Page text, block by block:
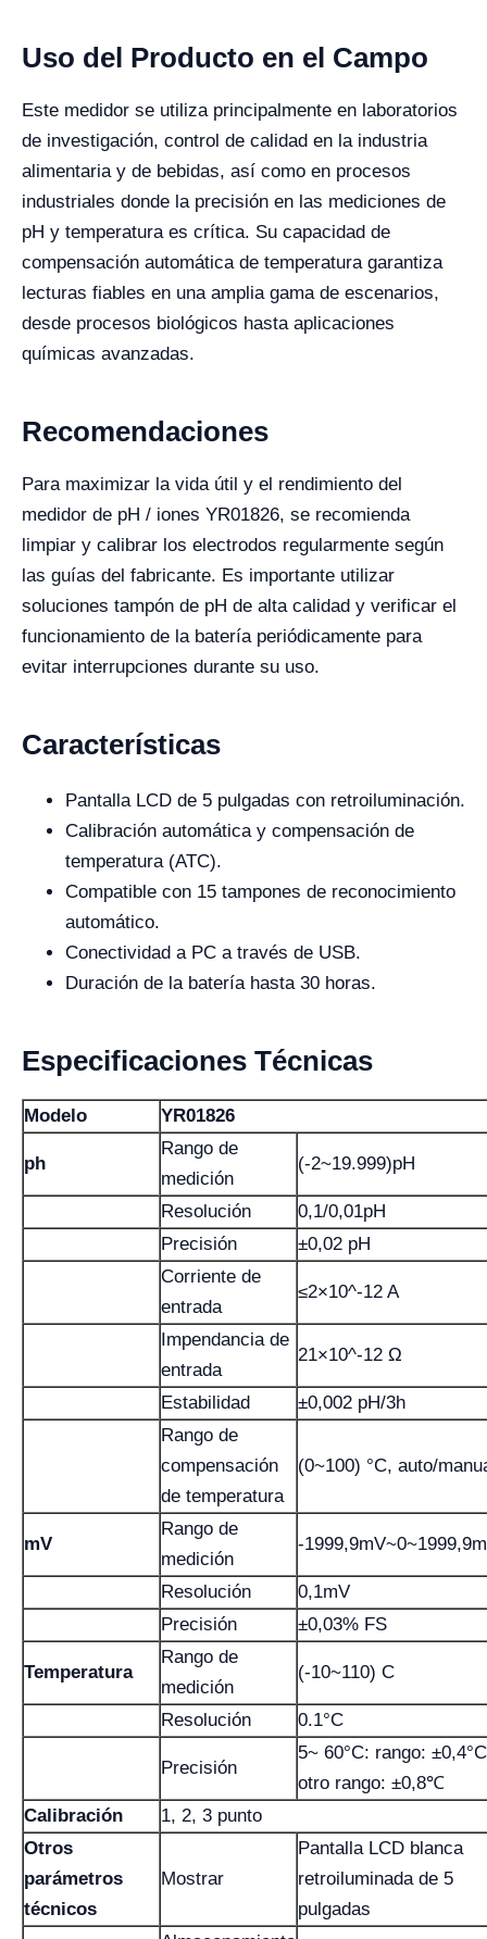
Uso del Producto en el Campo
Este medidor se utiliza principalmente en laboratorios
de investigación, control de calidad en la industria
alimentaria y de bebidas, así como en procesos
industriales donde la precisión en las mediciones de
pH y temperatura es crítica. Su capacidad de
compensación automática de temperatura garantiza
lecturas fiables en una amplia gama de escenarios,
desde procesos biológicos hasta aplicaciones
químicas avanzadas.
Recomendaciones
Para maximizar la vida útil y el rendimiento del
medidor de pH / iones YR01826, se recomienda
limpiar y calibrar los electrodos regularmente según
las guías del fabricante. Es importante utilizar
soluciones tampón de pH de alta calidad y verificar el
funcionamiento de la batería periódicamente para
evitar interrupciones durante su uso.
Características
Pantalla LCD de 5 pulgadas con retroiluminación.
Calibración automática y compensación de
temperatura (ATC).
Compatible con 15 tampones de reconocimiento
automático.
Conectividad a PC a través de USB.
Duración de la batería hasta 30 horas.
Especificaciones Técnicas
Modelo YR01826
ph
Rango de
medición
(-2~19.999)pH
Resolución
0,1/0,01pH
Precisión
±0,02 pH
Corriente de
entrada
≤2×10^-12 A
Impendancia de
entrada
21×10^-12 Ω
Estabilidad
±0,002 pH/3h
Rango de
compensación
de temperatura
(0~100) °C, auto/
mV
Rango de
medición
-
Resolución
0,1mV
Precisión
±0,03% FS
Temperatura
Rango de
medición
(-10~110) C
Resolución 0.1°C
Precisión
5~ 60°C: rango:
otro rango: ±0,8℃
Calibración
1, 2, 3 punto
Otros
parámetros
técnicos
Mostrar
Pantalla LCD blanca
retroiluminada de 5
pulgadas